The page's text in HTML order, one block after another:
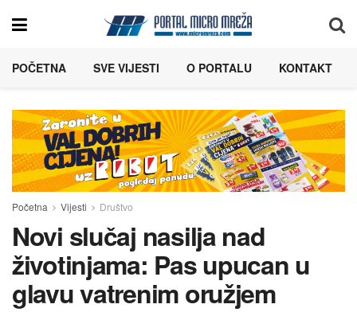
POČETNA SVE VIJESTI O PORTALU KONTAKT
Početna Vijesti Društvo
Novi slučaj nasilja nad
životinjama: Pas upucan u
glavu vatrenim oružjem